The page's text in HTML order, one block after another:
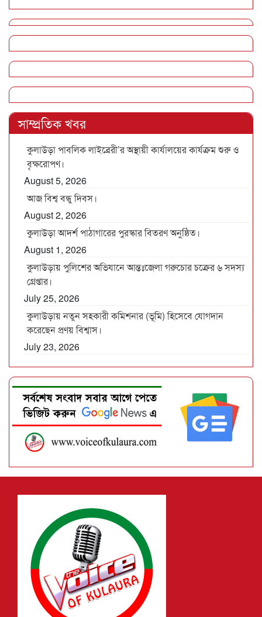
সাম্প্রতিক খবর
কুলাউড়া পাবলিক লাইব্রেরী’র অস্থায়ী কার্যালয়ের কার্যক্রম শুরু ও
বৃক্ষরোপণ।
August 5, 2026
আজ বিশ্ব বন্ধু দিবস।
August 2, 2026
কুলাউড়া আদর্শ পাঠাগারের পুরস্কার বিতরণ অনুষ্ঠিত।
August 1, 2026
কুলাউড়ায় পুলিশের অভিযানে আন্তঃজেলা গরুচোর চক্রের ৬ সদস্য
গ্রেপ্তার।
July 25, 2026
কুলাউড়ায় নতুন সহকারী কমিশনার (ভূমি) হিসেবে যোগদান
করেছেন প্রণয় বিশ্বাস।
July 23, 2026